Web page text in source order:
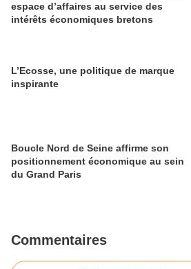
espace d’affaires au service des
intérêts économiques bretons
L’Ecosse, une politique de marque
inspirante
Boucle Nord de Seine affirme son
positionnement économique au sein
du Grand Paris
Commentaires